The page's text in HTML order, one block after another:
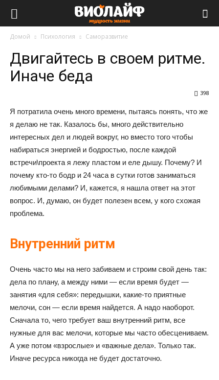
Домой Психология Саморазвитие
Двигайтесь в своем ритме.
Иначе беда
398
Я потратила очень много времени, пытаясь понять, что же
я делаю не так. Казалось бы, много действительно
интересных дел и людей вокруг, но вместо того чтобы
набираться энергией и бодростью, после каждой
встречи\проекта я лежу пластом и еле дышу. Почему? И
почему кто-то бодр и 24 часа в сутки готов заниматься
любимыми делами? И, кажется, я нашла ответ на этот
вопрос. И, думаю, он будет полезен всем, у кого схожая
проблема.
Внутренний ритм
Очень часто мы на него забиваем и строим свой день так:
дела по плану, а между ними — если время будет —
занятия «для себя»: передышки, какие-то приятные
мелочи, сон — если время найдется. А надо наоборот.
Сначала то, чего требует ваш внутренний ритм, все
нужные для вас мелочи, которые мы часто обесцениваем.
А уже потом «взрослые» и «важные дела». Только так.
Иначе ресурса никогда не будет достаточно.